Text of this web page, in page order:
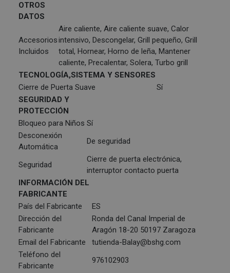
OTROS
DATOS
Accesorios
Incluidos
Aire caliente, Aire caliente suave, Calor
intensivo, Descongelar, Grill pequeño, Grill
total, Hornear, Horno de leña, Mantener
caliente, Precalentar, Solera, Turbo grill
TECNOLOGÍA,SISTEMA Y SENSORES
Cierre de Puerta Suave
Sí
SEGURIDAD Y
PROTECCIÓN
Bloqueo para Niños Sí
Desconexión
Automática
De seguridad
Seguridad
Cierre de puerta electrónica,
interruptor contacto puerta
INFORMACIÓN DEL
FABRICANTE
País del Fabricante
ES
Dirección del
Fabricante
Ronda del Canal Imperial de
Aragón 18-20 50197 Zaragoza
Email del Fabricante
tutienda-Balay@bshg.com
Teléfono del
Fabricante
976102903